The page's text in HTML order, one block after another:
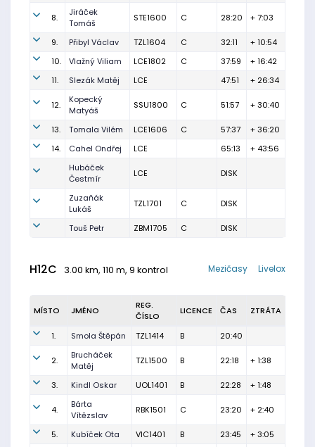
8.
Jiráček
Tomáš
STE1600 C 28:20 + 7:03
9. Přibyl Václav TZL1604 C 32:11
+ 10:54
10.
Vlažný Viliam LCE1802 C 37:59
+ 16:42
11.
Slezák Matěj LCE 47:51 + 26:34
12.
Kopecký
Matyáš
SSU1800 C 51:57 + 30:40
13. Tomala Vilém LCE1606 C 57:37
+ 36:20
14.
Cahel Ondřej LCE 65:13
+ 43:56
Hubáček
Čestmír
LCE DISK
Zuzaňák
Lukáš
TZL1701 C DISK
Touš Petr ZBM1705 C DISK
H12C 3.00 km, 110 m, 9 kontrol Livelox
Mezičasy
MÍSTO JMÉNO
REG.
ČÍSLO
LICENCE ČAS ZTRÁTA
1. Smola Štěpán TZL1414 B 20:40
2.
Brucháček
Matěj
TZL1500 B 22:18 + 1:38
3. Kindl Oskar UOL1401 B 22:28 + 1:48
4.
Bárta
Vítězslav
RBK1501 C 23:20 + 2:40
5. Kubíček Ota VIC1401 B 23:45 + 3:05